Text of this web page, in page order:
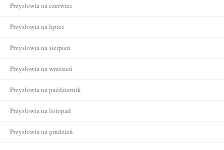
Przysłowia na czerwiec
Przysłowia na lipiec
Przysłowia na sierpień
Przysłowia na wrzesień
Przysłowia na październik
Przysłowia na listopad
Przysłowia na grudzień